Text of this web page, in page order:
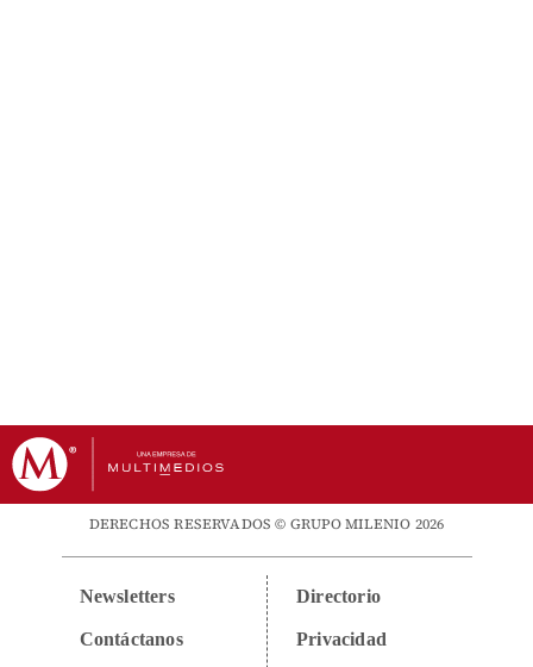
DERECHOS RESERVADOS © GRUPO MILENIO 2026
Newsletters
Contáctanos
Directorio
Privacidad